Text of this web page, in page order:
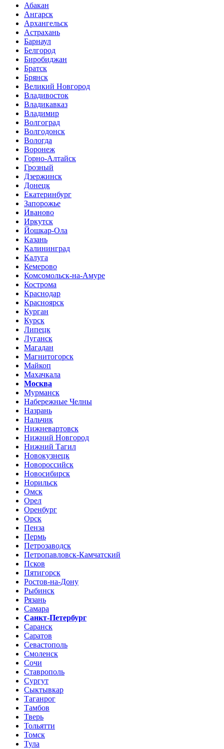
Абакан
Ангарск
Архангельск
Астрахань
Барнаул
Белгород
Биробиджан
Братск
Брянск
Великий Новгород
Владивосток
Владикавказ
Владимир
Волгоград
Волгодонск
Вологда
Воронеж
Горно-Алтайск
Грозный
Дзержинск
Донецк
Екатеринбург
Запорожье
Иваново
Иркутск
Йошкар-Ола
Казань
Калининград
Калуга
Кемерово
Комсомольск-на-Амуре
Кострома
Краснодар
Красноярск
Курган
Курск
Липецк
Луганск
Магадан
Магнитогорск
Майкоп
Махачкала
Москва
Мурманск
Набережные Челны
Назрань
Нальчик
Нижневартовск
Нижний Новгород
Нижний Тагил
Новокузнецк
Новороссийск
Новосибирск
Норильск
Омск
Орел
Оренбург
Орск
Пенза
Пермь
Петрозаводск
Петропавловск-Камчатский
Псков
Пятигорск
Ростов-на-Дону
Рыбинск
Рязань
Самара
Санкт-Петербург
Саранск
Саратов
Севастополь
Смоленск
Сочи
Ставрополь
Сургут
Сыктывкар
Таганрог
Тамбов
Тверь
Тольятти
Томск
Тула